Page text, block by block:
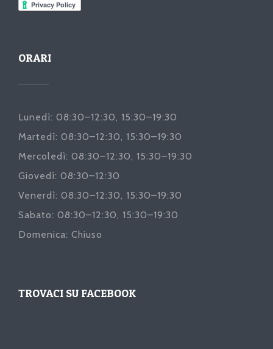
ORARI
Lunedì: 08:30–12:30, 15:30–19:30
Martedì: 08:30–12:30, 15:30–19:30
Mercoledì: 08:30–12:30, 15:30–19:30
Giovedì: 08:30–12:30
Venerdì: 08:30–12:30, 15:30–19:30
Sabato: 08:30–12:30, 15:30–19:30
Domenica: Chiuso
TROVACI SU FACEBOOK